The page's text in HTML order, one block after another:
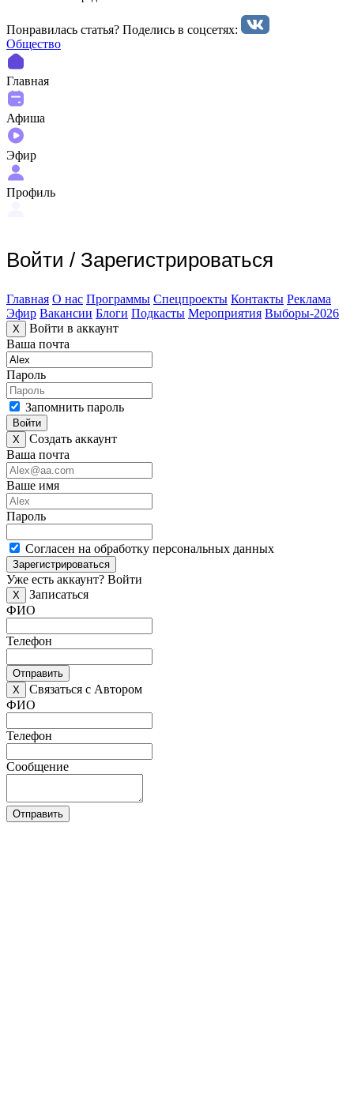
Понравилась статья? Поделиcь в соцсетях:
Общество
Главная
Афиша
Эфир
Профиль
Войти / Зарегистрироваться
Главная О нас Программы Спецпроекты Контакты Реклама
Эфир Вакансии Блоги Подкасты Мероприятия Выборы-2026
X
Войти в аккаунт
Ваша почта
Пароль
Запомнить пароль
Войти
X
Создать аккаунт
Ваша почта
Ваше имя
Пароль
Согласен на обработку персональных данных
Зарегистрироваться
Уже есть аккаунт? Войти
X
Записаться
ФИО
Телефон
Отправить
X
Связаться с Автором
ФИО
Телефон
Сообщение
Отправить